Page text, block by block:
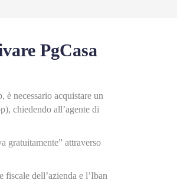
PgCasa
è necessario acquistare un
chiedendo all’agente di
gratuitamente” attraverso
fiscale dell’azienda e l’Iban